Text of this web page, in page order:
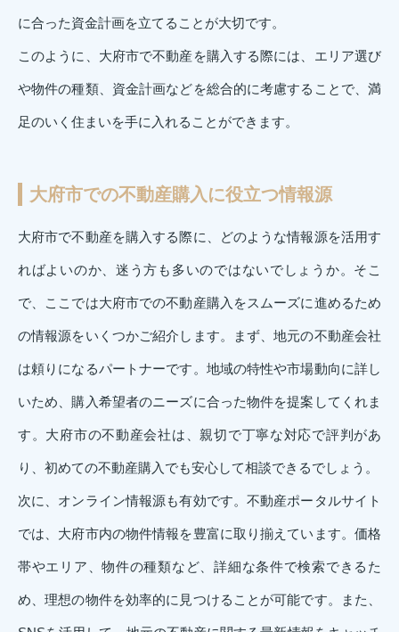
に合った資金計画を立てることが大切です。
このように、大府市で不動産を購入する際には、エリア選び
や物件の種類、資金計画などを総合的に考慮することで、満
足のいく住まいを手に入れることができます。
大府市での不動産購入に役立つ情報源
大府市で不動産を購入する際に、どのような情報源を活用す
ればよいのか、迷う方も多いのではないでしょうか。そこ
で、ここでは大府市での不動産購入をスムーズに進めるため
の情報源をいくつかご紹介します。まず、地元の不動産会社
は頼りになるパートナーです。地域の特性や市場動向に詳し
いため、購入希望者のニーズに合った物件を提案してくれま
す。大府市の不動産会社は、親切で丁寧な対応で評判があ
り、初めての不動産購入でも安心して相談できるでしょう。
次に、オンライン情報源も有効です。不動産ポータルサイト
では、大府市内の物件情報を豊富に取り揃えています。価格
帯やエリア、物件の種類など、詳細な条件で検索できるた
め、理想の物件を効率的に見つけることが可能です。また、